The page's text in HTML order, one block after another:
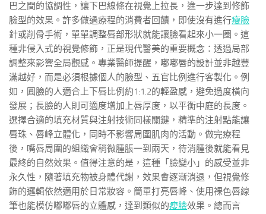
巴之間的協調性，讓下巴線條在視覺上拉長，進一步達到修飾
臉型的效果。許多做過療程的消費者回饋，即使沒有進行瘦臉
針或削骨手術，單單調整唇部形狀就能讓臉看起來小一圈。這
種非侵入式的視覺修飾，正是現代醫美的重要概念：透過局部
調整來影響全局觀感。專業醫師提醒，嘟嘟唇的設計並非越豐
滿越好，而是必須根據個人的臉型、五官比例進行客製化。例
如，圓臉的人適合上下唇比例約1:1.2的輕盈感，避免過度橫向
發展；長臉的人則可適度增加上唇厚度，以平衡中庭的長度。
選擇合適的填充材質與注射技術同樣關鍵，精準的注射點能讓
唇珠、唇峰立體化，同時不影響周圍肌肉的活動。做完療程
後，嘴唇周圍的組織會稍微腫脹一到兩天，待消腫後就能看見
最終的自然效果。值得注意的是，這種「臉變小」的感受並非
永久性，隨著填充物被身體代謝，效果會逐漸消退，但視覺修
飾的邏輯依然適用於日常妝容。簡單打亮唇峰、使用裸色唇線
筆也能模仿嘟嘟唇的立體感，達到類似的瘦臉效果。總而言